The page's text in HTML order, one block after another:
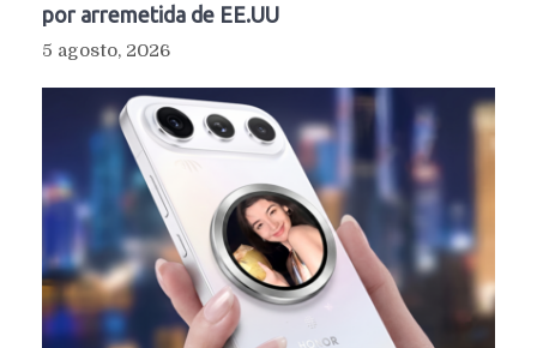
por arremetida de EE.UU
5 agosto, 2026